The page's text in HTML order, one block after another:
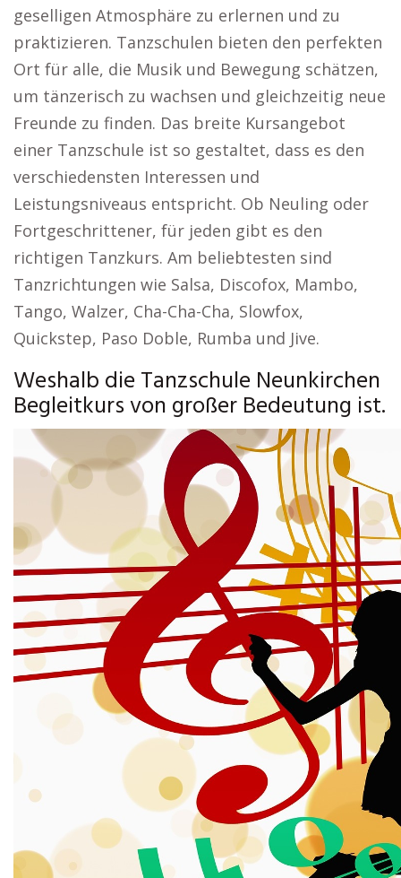
geselligen Atmosphäre zu erlernen und zu
praktizieren. Tanzschulen bieten den perfekten
Ort für alle, die Musik und Bewegung schätzen,
um tänzerisch zu wachsen und gleichzeitig neue
Freunde zu finden. Das breite Kursangebot
einer Tanzschule ist so gestaltet, dass es den
verschiedensten Interessen und
Leistungsniveaus entspricht. Ob Neuling oder
Fortgeschrittener, für jeden gibt es den
richtigen Tanzkurs. Am beliebtesten sind
Tanzrichtungen wie Salsa, Discofox, Mambo,
Tango, Walzer, Cha-Cha-Cha, Slowfox,
Quickstep, Paso Doble, Rumba und Jive.
Weshalb die Tanzschule Neunkirchen
Begleitkurs von großer Bedeutung ist.